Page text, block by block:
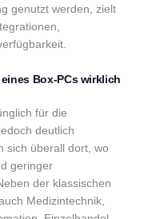
genutzt werden, zielt
Box-PCs wirklich
für die
deutlich
sich überall dort, wo
geringer
der klassischen
Medizintechnik,